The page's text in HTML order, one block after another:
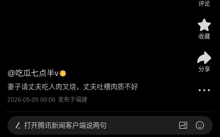
@吃瓜七点半v
妻子请丈夫吃人肉叉烧，丈夫吐槽肉质不好
2026-05-05 00:06 发布于福建
评论
收藏
分享
打开腾讯新闻客户端说两句